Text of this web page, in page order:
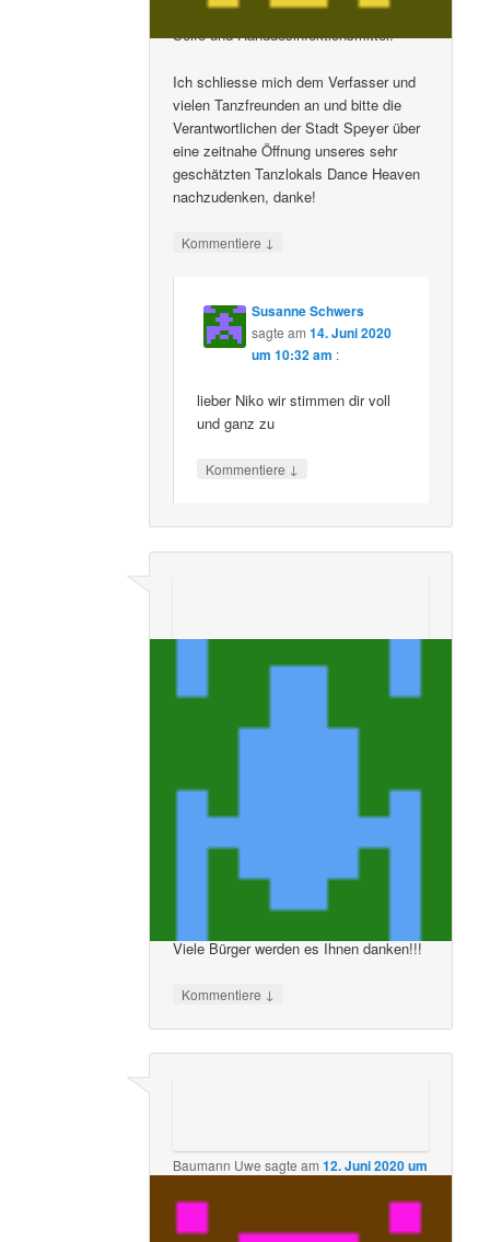
Desinfektion des Lokals, ausreichend
Seife und Handdesinfektionsmittel.
Ich schliesse mich dem Verfasser und
vielen Tanzfreunden an und bitte die
Verantwortlichen der Stadt Speyer über
eine zeitnahe Öffnung unseres sehr
geschätzten Tanzlokals Dance Heaven
nachzudenken, danke!
Kommentiere ↓
Susanne Schwers
sagte am14. Juni 2020
um 10:32 am :
lieber Niko wir stimmen dir voll
und ganz zu
Kommentiere ↓
sagte am12. Juni 2020 um
5:52 pm
mehr hinzuzufügen!!!
Auch im Interesse der Tanzlokale,
insbesondere des in der Region
Viele Bürger werden es Ihnen danken!!!
Kommentiere ↓
Baumann Uwe sagte am12. Juni 2020 um